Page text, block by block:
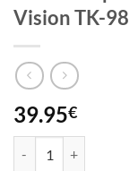
Vision TK-98
39.95€